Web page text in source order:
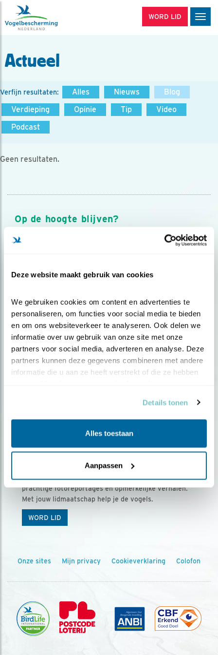
Deze website maakt gebruik van cookies
We gebruiken cookies om content en advertenties te
personaliseren, om functies voor social media te bieden
en om ons websiteverkeer te analyseren. Ook delen we
informatie over uw gebruik van onze site met onze
partners voor social media, adverteren en analyse. Deze
partners kunnen deze gegevens combineren met andere
informatie die u aan ze heeft verstrekt of die ze hebben
Details tonen
Alles toestaan
Aanpassen
WORD LID
Actueel
Verfijn resultaten: Alles Nieuws
Blog
Verdieping
Opinie Tip
Video
Podcast
Geen resultaten.
Op de hoogte blijven?
Meld je aan en ontvang nieuws, inspiratie, acties en tips
over vogels en activiteiten van Vogelbescherming.
Ontvang 5 x Vogels voor € 36,00 per jaar
Vogels is het tijdschrift voor onze leden, met
prachtige fotoreportages en opmerkelijke verhalen.
Met jouw lidmaatschap help je de vogels.
WORD LID
Onze sites Mijn privacy Cookieverklaring Colofon